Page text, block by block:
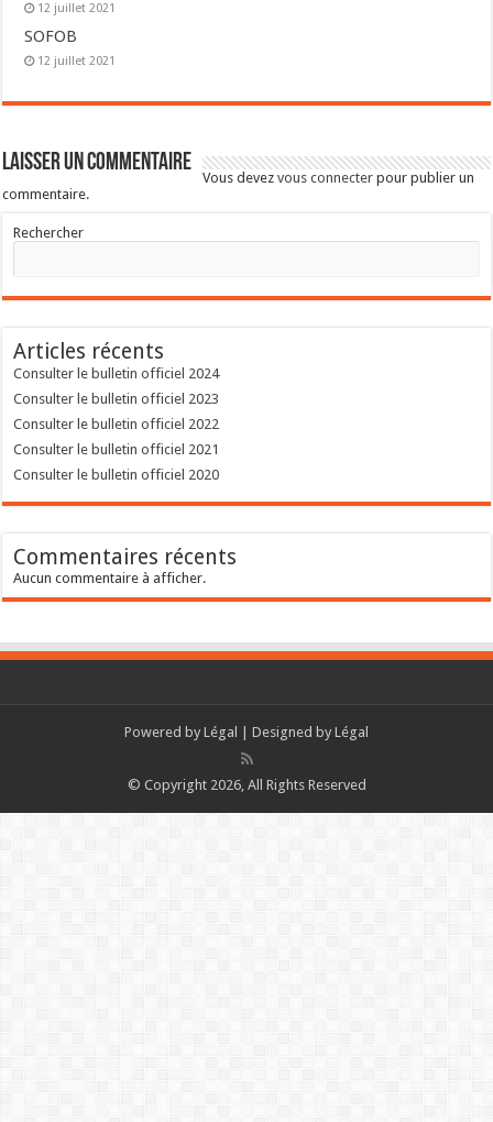
12 juillet 2021
SOFOB
12 juillet 2021
Laisser un commentaire
Vous devezvous connecter pour publier un
commentaire.
Rechercher
Articles récents
Consulter le bulletin officiel 2024
Consulter le bulletin officiel 2023
Consulter le bulletin officiel 2022
Consulter le bulletin officiel 2021
Consulter le bulletin officiel 2020
Commentaires récents
Aucun commentaire à afficher.
Powered by Légal | Designed by Légal
© Copyright 2026, All Rights Reserved